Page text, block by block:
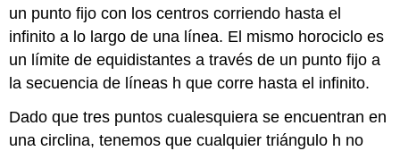
un punto fijo con los centros corriendo hasta el
infinito a lo largo de una línea. El mismo horociclo es
un límite de equidistantes a través de un punto fijo a
la secuencia de líneas h que corre hasta el infinito.
Dado que tres puntos cualesquiera se encuentran en
una circlina, tenemos que cualquier triángulo h no